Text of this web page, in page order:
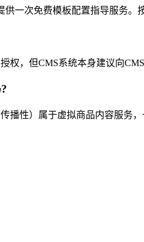
一次免费模板配置指导服务。
权，但CMS系统本身建议向
播性）属于虚拟商品内容服务